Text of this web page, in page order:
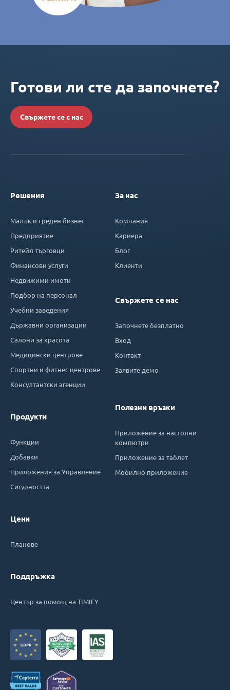
Готови ли сте да започнете?
Свържете се с нас
Решения
Малък и среден бизнес
Предприятие
Ритейл търговци
Финансови услуги
Недвижими имоти
Подбор на персонал
Учебни заведения
Държавни организации
Салони за красота
Медицински центрове
Спортни и фитнес центрове
Консултантски агенции
Продукти
Функции
Добавки
Приложения за Управление
Сигурността
Цени
Планове
Поддръжка
Център за помощ на TIMIFY
За нас
Компания
Кариера
Блог
Клиенти
Свържете се нас
Започнете безплатно
Вход
Контакт
Заявите демо
Полезни връзки
Приложение за настолни
компютри
Приложение за таблет
Мобилно приложение